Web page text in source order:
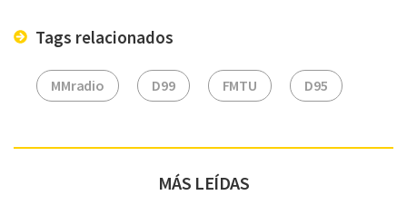
Tags relacionados
MMradio D99 FMTU D95
MÁS LEÍDAS